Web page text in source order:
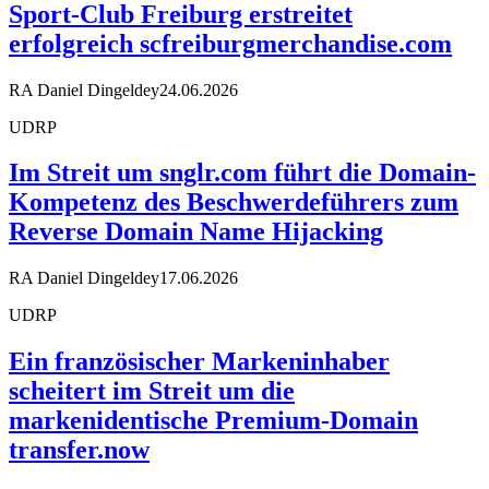
Sport-Club Freiburg erstreitet
erfolgreich scfreiburgmerchandise.com
RA Daniel Dingeldey24.06.2026
UDRP
Im Streit um snglr.com führt die Domain-
Kompetenz des Beschwerdeführers zum
Reverse Domain Name Hijacking
RA Daniel Dingeldey17.06.2026
UDRP
Ein französischer Markeninhaber
scheitert im Streit um die
markenidentische Premium-Domain
transfer.now